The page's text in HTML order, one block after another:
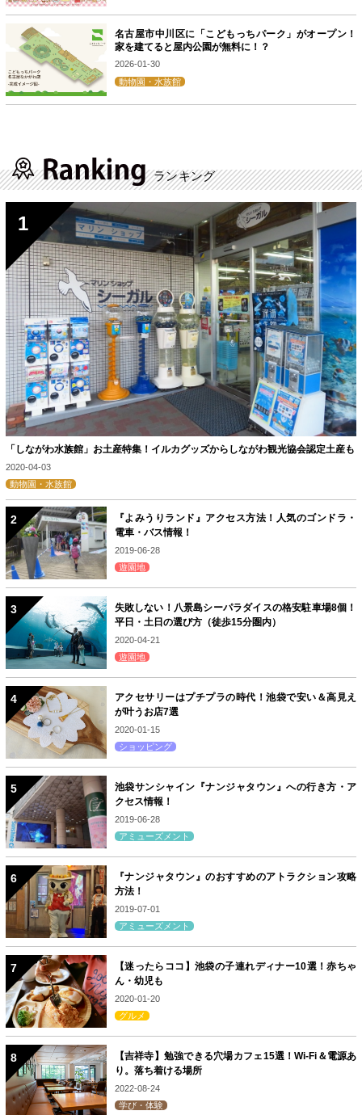
名古屋市中川区に「こどもっちパーク」がオープン！
家を建てると屋内公園が無料に！？
2026-01-30
動物園・水族館
ランキング
「しながわ水族館」お土産特集！イルカグッズからしながわ観光協会認定土産も
2020-04-03
動物園・水族館
『よみうりランド』アクセス方法！人気のゴンドラ・
電車・バス情報！
2019-06-28
遊園地
失敗しない！八景島シーパラダイスの格安駐車場8個！
平日・土日の選び方（徒歩15分圏内）
2020-04-21
遊園地
アクセサリーはプチプラの時代！池袋で安い＆高見え
が叶うお店7選
2020-01-15
ショッピング
池袋サンシャイン『ナンジャタウン』への行き方・ア
クセス情報！
2019-06-28
アミューズメント
『ナンジャタウン』のおすすめのアトラクション攻略
方法！
2019-07-01
アミューズメント
【迷ったらココ】池袋の子連れディナー10選！赤ちゃ
ん・幼児も
2020-01-20
グルメ
【吉祥寺】勉強できる穴場カフェ15選！Wi-Fi＆電源あ
り。落ち着ける場所
2022-08-24
学び・体験